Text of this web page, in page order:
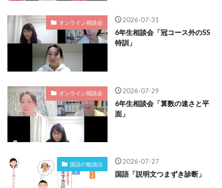
オンライン相談会 2026-07-31
6年生相談会「冠コース外のSS
特訓」
オンライン相談会 2026-07-29
6年生相談会「算数の速さと平
面」
国語の勉強法 2026-07-27
国語「説明文つまずき診断」